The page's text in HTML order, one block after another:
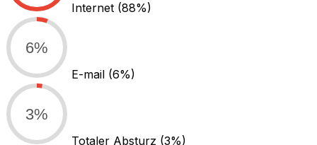
Internet (88%)
6%
E-mail (6%)
3%
Totaler Absturz (3%)